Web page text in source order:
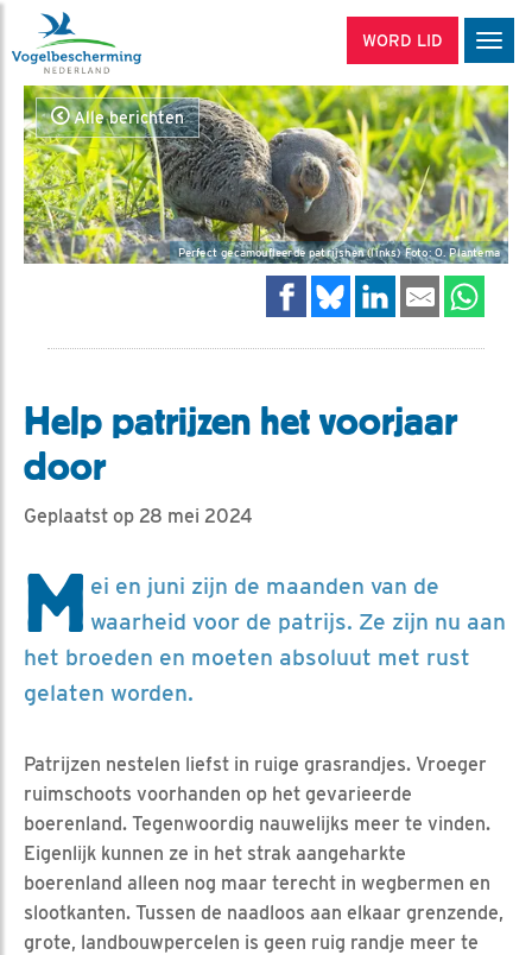
WORD LID
Alle berichten
Perfect gecamoufleerde patrijshen (links) Foto: O. Plantema
Help patrijzen het voorjaar
door
Geplaatst op 28 mei 2024
M ei en juni zijn de maanden van de
waarheid voor de patrijs. Ze zijn nu aan
het broeden en moeten absoluut met rust
gelaten worden.
Patrijzen nestelen liefst in ruige grasrandjes. Vroeger
ruimschoots voorhanden op het gevarieerde
boerenland. Tegenwoordig nauwelijks meer te vinden.
Eigenlijk kunnen ze in het strak aangeharkte
boerenland alleen nog maar terecht in wegbermen en
slootkanten. Tussen de naadloos aan elkaar grenzende,
grote, landbouwpercelen is geen ruig randje meer te